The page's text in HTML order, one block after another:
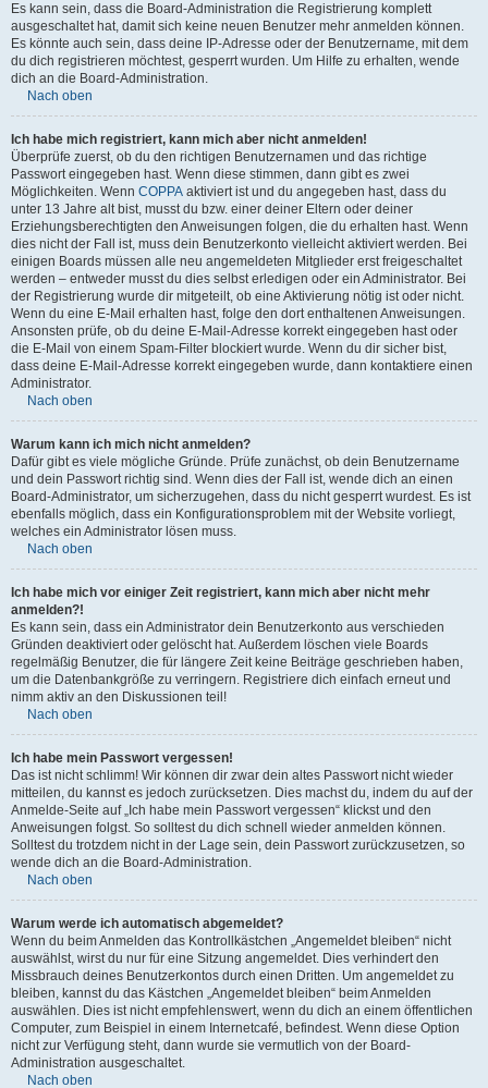
Es kann sein, dass die Board-Administration die Registrierung komplett
ausgeschaltet hat, damit sich keine neuen Benutzer mehr anmelden können.
Es könnte auch sein, dass deine IP-Adresse oder der Benutzername, mit dem
du dich registrieren möchtest, gesperrt wurden. Um Hilfe zu erhalten, wende
dich an die Board-Administration.
Nach oben
Ich habe mich registriert, kann mich aber nicht anmelden!
Überprüfe zuerst, ob du den richtigen Benutzernamen und das richtige
Passwort eingegeben hast. Wenn diese stimmen, dann gibt es zwei
Möglichkeiten. Wenn COPPA aktiviert ist und du angegeben hast, dass du
unter 13 Jahre alt bist, musst du bzw. einer deiner Eltern oder deiner
Erziehungsberechtigten den Anweisungen folgen, die du erhalten hast. Wenn
dies nicht der Fall ist, muss dein Benutzerkonto vielleicht aktiviert werden. Bei
einigen Boards müssen alle neu angemeldeten Mitglieder erst freigeschaltet
werden – entweder musst du dies selbst erledigen oder ein Administrator. Bei
der Registrierung wurde dir mitgeteilt, ob eine Aktivierung nötig ist oder nicht.
Wenn du eine E-Mail erhalten hast, folge den dort enthaltenen Anweisungen.
Ansonsten prüfe, ob du deine E-Mail-Adresse korrekt eingegeben hast oder
die E-Mail von einem Spam-Filter blockiert wurde. Wenn du dir sicher bist,
dass deine E-Mail-Adresse korrekt eingegeben wurde, dann kontaktiere einen
Administrator.
Nach oben
Warum kann ich mich nicht anmelden?
Dafür gibt es viele mögliche Gründe. Prüfe zunächst, ob dein Benutzername
und dein Passwort richtig sind. Wenn dies der Fall ist, wende dich an einen
Board-Administrator, um sicherzugehen, dass du nicht gesperrt wurdest. Es ist
ebenfalls möglich, dass ein Konfigurationsproblem mit der Website vorliegt,
welches ein Administrator lösen muss.
Nach oben
Ich habe mich vor einiger Zeit registriert, kann mich aber nicht mehr
anmelden?!
Es kann sein, dass ein Administrator dein Benutzerkonto aus verschieden
Gründen deaktiviert oder gelöscht hat. Außerdem löschen viele Boards
regelmäßig Benutzer, die für längere Zeit keine Beiträge geschrieben haben,
um die Datenbankgröße zu verringern. Registriere dich einfach erneut und
nimm aktiv an den Diskussionen teil!
Nach oben
Ich habe mein Passwort vergessen!
Das ist nicht schlimm! Wir können dir zwar dein altes Passwort nicht wieder
mitteilen, du kannst es jedoch zurücksetzen. Dies machst du, indem du auf der
Anmelde-Seite auf „Ich habe mein Passwort vergessen“ klickst und den
Anweisungen folgst. So solltest du dich schnell wieder anmelden können.
Solltest du trotzdem nicht in der Lage sein, dein Passwort zurückzusetzen, so
wende dich an die Board-Administration.
Nach oben
Warum werde ich automatisch abgemeldet?
Wenn du beim Anmelden das Kontrollkästchen „Angemeldet bleiben“ nicht
auswählst, wirst du nur für eine Sitzung angemeldet. Dies verhindert den
Missbrauch deines Benutzerkontos durch einen Dritten. Um angemeldet zu
bleiben, kannst du das Kästchen „Angemeldet bleiben“ beim Anmelden
auswählen. Dies ist nicht empfehlenswert, wenn du dich an einem öffentlichen
Computer, zum Beispiel in einem Internetcafé, befindest. Wenn diese Option
nicht zur Verfügung steht, dann wurde sie vermutlich von der Board-
Administration ausgeschaltet.
Nach oben